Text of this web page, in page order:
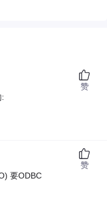
赞
要ODBC
赞